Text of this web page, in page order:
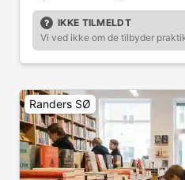
IKKE TILMELDT
Vi ved ikke om de tilbyder
Randers SØ